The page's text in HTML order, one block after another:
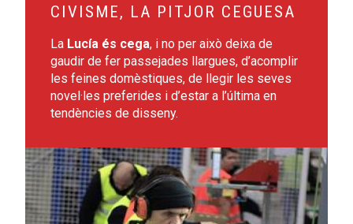
CIVISME, LA PITJOR CEGUESA
La Lucía és cega, i no per això deixa de
gaudir de fer passejades llargues, d’acomplir
les feines domèstiques, de llegir les seves
novel·les preferides i d’estar a l’última en
tendències de disseny.
Leer más sobre Pedro, la formació el seu millor aliat